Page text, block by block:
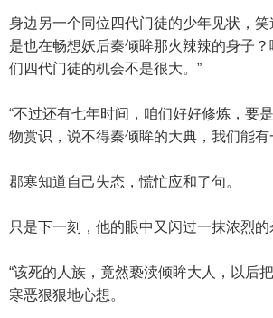
身边另一个同位四代门徒的少年见状，笑
是也在畅想妖后秦倾眸那火辣辣的身子
们四代门徒的机会不是很大。”
“不过还有七年时间，咱们好好修炼，要
物赏识，说不得秦倾眸的大典，我们能有
郡寒知道自己失态，慌忙应和了句。
只是下一刻，他的眼中又闪过一抹浓烈的
“该死的人族，竟然亵渎倾眸大人，以后
寒恶狠狠地心想。